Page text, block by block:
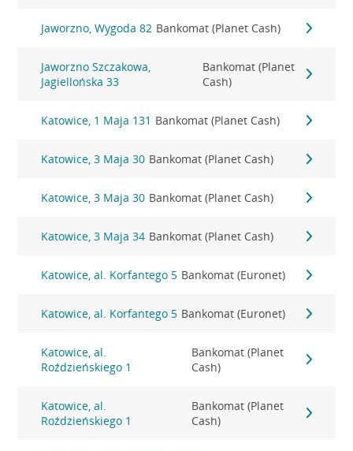
Jaworzno, Wygoda 82 Bankomat (Planet Cash)
Jaworzno Szczakowa,
Jagiellońska 33
Bankomat (Planet
Cash)
Katowice, 1 Maja 131 Bankomat (Planet Cash)
Katowice, 3 Maja 30 Bankomat (Planet Cash)
Katowice, 3 Maja 30 Bankomat (Planet Cash)
Katowice, 3 Maja 34 Bankomat (Planet Cash)
Katowice, al. Korfantego 5 Bankomat (Euronet)
Katowice, al. Korfantego 5 Bankomat (Euronet)
Katowice, al.
Roździeńskiego 1
Bankomat (Planet
Cash)
Katowice, al.
Roździeńskiego 1
Bankomat (Planet
Cash)